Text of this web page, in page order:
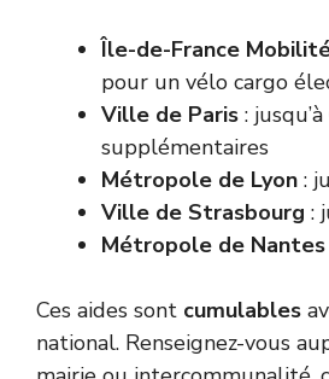
Île-de-France
pour un vélo cargo
Ville de Paris :
supplémentaires
Métropole de Lyon :
Ville de Strasbourg :
Métropole de Nantes
Ces aides sont cumulables
national. Renseignez-vous